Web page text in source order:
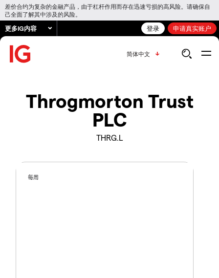
差价合约为复杂的金融产品，由于杠杆作用而存在迅速亏损的高风险。请确保自
己全面了解其中涉及的风险。
更多IG内容 登录 申请真实账户
简体中文
Throgmorton Trust
PLC
THRG.L
每周